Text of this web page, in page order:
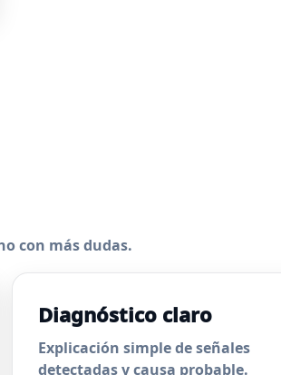
con más dudas.
Diagnóstico claro
Explicación simple de señales
detectadas y causa probable.